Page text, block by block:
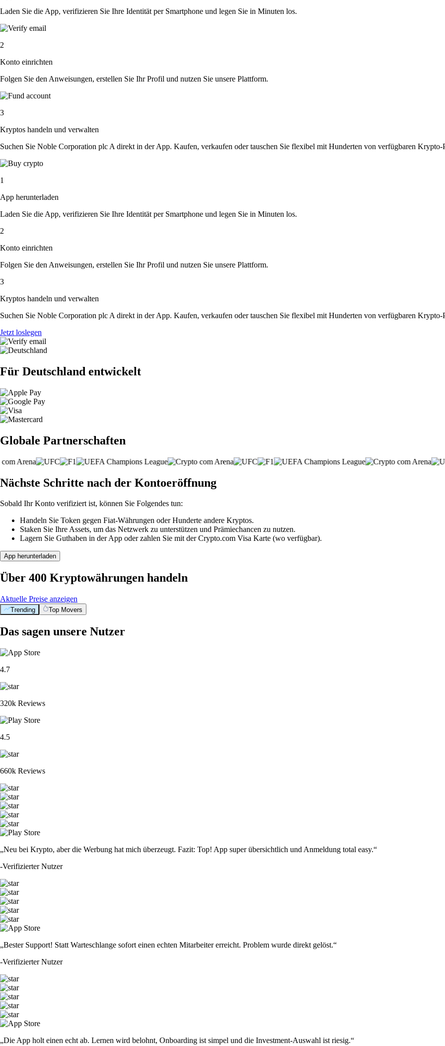
Laden Sie die App, verifizieren Sie Ihre Identität per Smartphone und legen Sie in Minuten los.
2
Konto einrichten
Folgen Sie den Anweisungen, erstellen Sie Ihr Profil und nutzen Sie unsere Plattform.
3
Kryptos handeln und verwalten
Suchen Sie Noble Corporation plc A direkt in der App. Kaufen, verkaufen oder tauschen Sie flexibel mit Hunderten von verfügbaren Krypto-
1
App herunterladen
Laden Sie die App, verifizieren Sie Ihre Identität per Smartphone und legen Sie in Minuten los.
2
Konto einrichten
Folgen Sie den Anweisungen, erstellen Sie Ihr Profil und nutzen Sie unsere Plattform.
3
Kryptos handeln und verwalten
Suchen Sie Noble Corporation plc A direkt in der App. Kaufen, verkaufen oder tauschen Sie flexibel mit Hunderten von verfügbaren Krypto-
Jetzt loslegen
Für Deutschland entwickelt
Globale Partnerschaften
Nächste Schritte nach der Kontoeröffnung
Sobald Ihr Konto verifiziert ist, können Sie Folgendes tun:
Handeln Sie Token gegen Fiat-Währungen oder Hunderte andere Kryptos.
Staken Sie Ihre Assets, um das Netzwerk zu unterstützen und Prämiechancen zu nutzen.
Lagern Sie Guthaben in der App oder zahlen Sie mit der Crypto.com Visa Karte (wo verfügbar).
App herunterladen
Über 400 Kryptowährungen handeln
Aktuelle Preise anzeigen
Trending Top Movers
Das sagen unsere Nutzer
4.7
320k Reviews
4.5
660k Reviews
„Neu bei Krypto, aber die Werbung hat mich überzeugt. Fazit: Top! App super übersichtlich und Anmeldung total easy.“
-Verifizierter Nutzer
„Bester Support! Statt Warteschlange sofort einen echten Mitarbeiter erreicht. Problem wurde direkt gelöst.“
-Verifizierter Nutzer
„Die App holt einen echt ab. Lernen wird belohnt, Onboarding ist simpel und die Investment-Auswahl ist riesig.“